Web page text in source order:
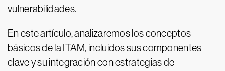
vulnerabilidades.
En este artículo, analizaremos los conceptos
básicos de la ITAM, incluidos sus componentes
clave y su integración con estrategias de